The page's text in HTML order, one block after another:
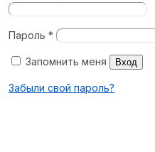
Пароль*
Запомнить меня Вход
Забыли свой пароль?